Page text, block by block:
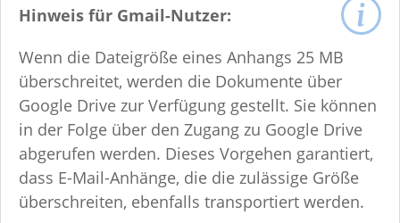
Hinweis für Gmail-Nutzer:
Wenn die Dateigröße eines Anhangs 25 MB
überschreitet, werden die Dokumente über
Google Drive zur Verfügung gestellt. Sie können
in der Folge über den Zugang zu Google Drive
abgerufen werden. Dieses Vorgehen garantiert,
dass E-Mail-Anhänge, die die zulässige Größe
überschreiten, ebenfalls transportiert werden.